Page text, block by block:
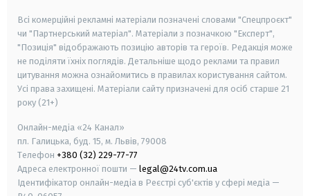
Всі комерційні рекламні матеріали позначені словами "Спецпроєкт"
чи "Партнерський матеріал". Матеріали з позначкою "Експерт",
"Позиція" відображають позицію авторів та героїв. Редакція може
не поділяти їхніх поглядів. Детальніше щодо реклами та правил
цитування можна ознайомитись в правилах користування сайтом.
Усі права захищені. Матеріали сайту призначені для осіб старше 21
року (21+)
Онлайн-медіа «24 Канал»
пл. Галицька, буд. 15, м. Львів, 79008
Телефон +380 (32) 229-77-77
Адреса електронної пошти — legal@24tv.com.ua
Ідентифікатор онлайн-медіа в Реєстрі суб'єктів у сфері медіа —